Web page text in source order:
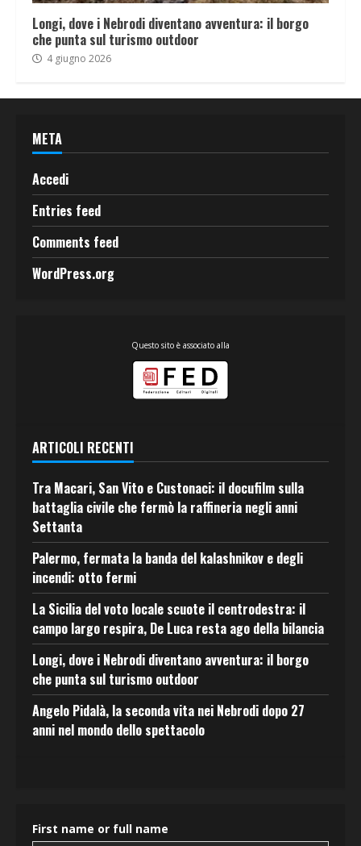
Longi, dove i Nebrodi diventano avventura: il borgo
che punta sul turismo outdoor
4 giugno 2026
META
Accedi
Entries feed
Comments feed
WordPress.org
Questo sito è associato alla
ARTICOLI RECENTI
Tra Macari, San Vito e Custonaci: il docufilm sulla
battaglia civile che fermò la raffineria negli anni
Settanta
Palermo, fermata la banda del kalashnikov e degli
incendi: otto fermi
La Sicilia del voto locale scuote il centrodestra: il
campo largo respira, De Luca resta ago della bilancia
Longi, dove i Nebrodi diventano avventura: il borgo
che punta sul turismo outdoor
Angelo Pidalà, la seconda vita nei Nebrodi dopo 27
anni nel mondo dello spettacolo
First name or full name